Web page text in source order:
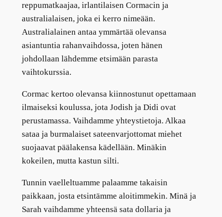
reppumatkaajaa, irlantilaisen Cormacin ja
australialaisen, joka ei kerro nimeään.
Australialainen antaa ymmärtää olevansa
asiantuntia rahanvaihdossa, joten hänen
johdollaan lähdemme etsimään parasta
vaihtokurssia.
Cormac kertoo olevansa kiinnostunut opettamaan
ilmaiseksi koulussa, jota Jodish ja Didi ovat
perustamassa. Vaihdamme yhteystietoja. Alkaa
sataa ja burmalaiset sateenvarjottomat miehet
suojaavat päälakensa kädellään. Minäkin
kokeilen, mutta kastun silti.
Tunnin vaelleltuamme palaamme takaisin
paikkaan, josta etsintämme aloitimmekin. Minä ja
Sarah vaihdamme yhteensä sata dollaria ja